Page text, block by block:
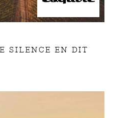
SILENCE EN DIT